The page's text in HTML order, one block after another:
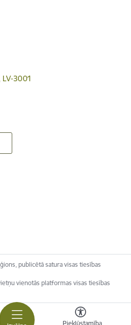
Piekļūstamība
LV-3001
publicētā satura visas tiesības
vienotās platformas visas tiesības